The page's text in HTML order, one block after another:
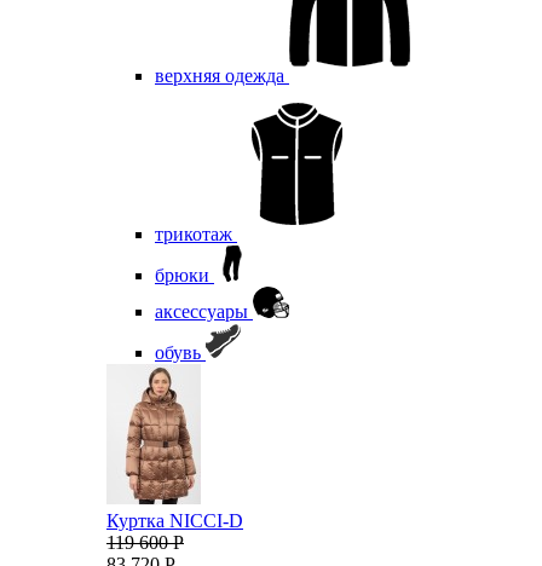
верхняя одежда
трикотаж
брюки
аксессуары
обувь
Куртка NICCI-D
119 600 Р